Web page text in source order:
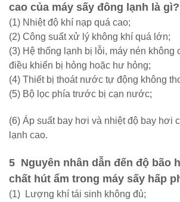
cao của máy sấy đông lạnh là gì?
(1) Nhiệt độ khí nạp quá cao;
(2) Công suất xử lý không khí quá lớn;
(3) Hệ thống lạnh bị lỗi, máy nén không
điều khiển bị hỏng hoặc hư hỏng;
(4) Thiết bị thoát nước tự động không
(5) Bộ lọc phía trước bị cạn nước;
(6) Áp suất bay hơi và nhiệt độ bay hơi
lạnh cao.
5 Nguyên nhân dẫn đến độ bão
chất hút ẩm trong máy sấy hấp
(1)
Lượng khí tái sinh không đủ;